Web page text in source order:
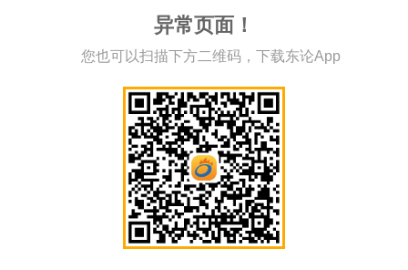
异常页面！
您也可以扫描下方二维码，下载东论App